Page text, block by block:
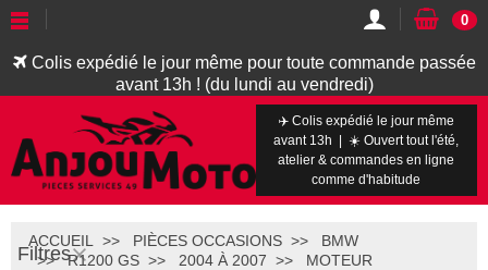
Colis expédié le jour même pour toute commande passée
avant 13h ! (du lundi au vendredi)
0
✈️ Colis expédié le jour même
avant 13h | ☀️ Ouvert tout l'été,
atelier & commandes en ligne
comme d'habitude
Filtres
ACCUEIL PIÈCES OCCASIONS
BMW
R1200 GS
2004 À 2007
MOTEUR